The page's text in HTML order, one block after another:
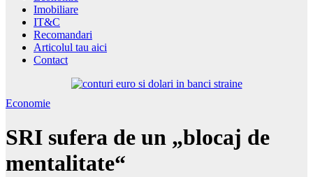
Imobiliare
IT&C
Recomandari
Articolul tau aici
Contact
Economie
SRI sufera de un „blocaj de
mentalitate“